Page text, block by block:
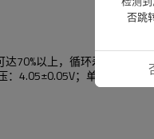
70%以上，循环寿命300次以
4.05±0.05V；单节过放
否跳